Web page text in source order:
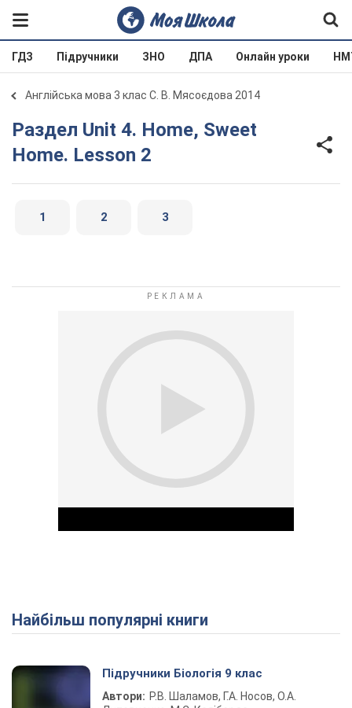
ГДЗ Підручники ЗНО ДПА Онлайн уроки
Англійська мова 3 клас С. В. Мясоєдова 2014
Раздел Unit 4. Home, Sweet
Home. Lesson 2
1 2 3
Play Video
Найбільш популярні книги
Підручники Біологія 9 клас
Автори: Р.В. Шаламов, Г.А. Носов, О.А.